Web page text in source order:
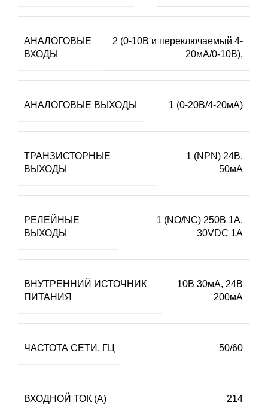
АНАЛОГОВЫЕ
ВХОДЫ
2 (0-10В и переключаемый 4-
20мА/0-10В),
АНАЛОГОВЫЕ ВЫХОДЫ 1 (0-20В/4-20мА)
ТРАНЗИСТОРНЫЕ
ВЫХОДЫ
1 (NPN) 24В,
50мА
РЕЛЕЙНЫЕ
ВЫХОДЫ
1 (NO/NC) 250В 1А,
30VDC 1А
ВНУТРЕННИЙ ИСТОЧНИК
ПИТАНИЯ
10В 30мА, 24В
200мА
ЧАСТОТА СЕТИ, ГЦ 50/60
ВХОДНОЙ ТОК (А) 214